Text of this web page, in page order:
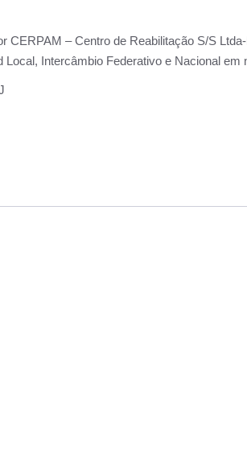
CERPAM – Centro de Reabilitação S/S
Local, Intercâmbio Federativo e Nacional em